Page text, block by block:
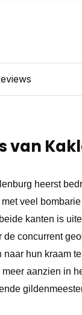
van
heerst
veel
kanten is
concurrent
hun kraam
aanzien in